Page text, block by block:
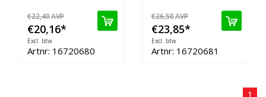
€22,40AVP
€20,16*
Excl. btw
Artnr: 16720680
€26,50AVP
€23,85*
Excl. btw
Artnr: 16720681
1